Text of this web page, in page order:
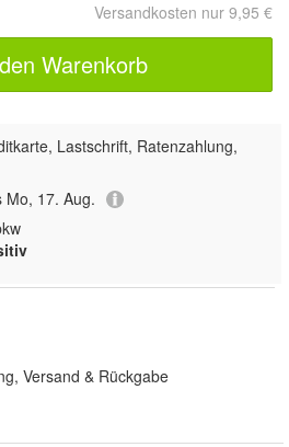
Versandkosten nur 9,95 €
Warenkorb
Lastschrift, Ratenzahlung,
Mo, 17. Aug.
Versand & Rückgabe